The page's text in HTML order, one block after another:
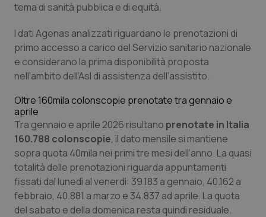
Molise
Piemonte
Provincia Autonoma di Bolzano
Provincia Autonoma di Trento
Puglia
Sardegna
Sicilia
Epatiti
HIV
Infezioni & Febbre
Ipertensione & Scompenso
Malattie rare
Malattia di Crohn & Rettocolite Ulcerosa
Neuroscienze & patologie neurodegenerative
tema di sanità pubblica e di equità.
I dati Agenas analizzati riguardano le prenotazioni di
primo accesso a carico del Servizio sanitario nazionale
e considerano la prima disponibilità proposta
nell’ambito dell’Asl di assistenza dell’assistito.
Oltre 160mila colonscopie prenotate tra gennaio e
aprile
Tra gennaio e aprile 2026 risultano prenotate in Italia
160.788 colonscopie, il dato mensile si mantiene
sopra quota 40mila nei primi tre mesi dell’anno. La quasi
totalità delle prenotazioni riguarda appuntamenti
fissati dal lunedì al venerdì: 39.183 a gennaio, 40.162 a
febbraio, 40.881 a marzo e 34.837 ad aprile. La quota
del sabato e della domenica resta quindi residuale.